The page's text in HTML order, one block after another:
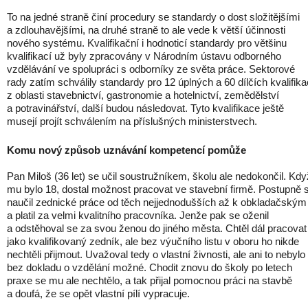
To na jedné straně činí procedury se standardy o dost složitějšími
a zdlouhavějšími, na druhé straně to ale vede k větší účinnosti
nového systému. Kvalifikační i hodnoticí standardy pro většinu
kvalifikací už byly zpracovány v Národním ústavu odborného
vzdělávání ve spolupráci s odborníky ze světa práce. Sektorové
rady zatím schválily standardy pro 12 úplných a 60 dílčích
z oblasti stavebnictví, gastronomie a hotelnictví, zemědělství
a potravinářství, další budou následovat. Tyto kvalifikace ještě
musejí projít schválením na příslušných ministerstvech.
Komu nový způsob uznávání kompetencí pomůže
Pan Miloš (36 let) se učil soustružníkem, školu ale nedokončil.
mu bylo 18, dostal možnost pracovat ve stavební firmě. Postupně
naučil zednické práce od těch nejjednodušších až k obkladačským
a platil za velmi kvalitního pracovníka. Jenže pak se oženil
a odstěhoval se za svou ženou do jiného města. Chtěl dál pracovat
jako kvalifikovaný zedník, ale bez výučního listu v oboru ho nikde
nechtěli přijmout. Uvažoval tedy o vlastní živnosti, ale ani to nebylo
bez dokladu o vzdělání možné. Chodit znovu do školy po letech
praxe se mu ale nechtělo, a tak přijal pomocnou práci na stavbě
a doufá, že se opět vlastní pílí vypracuje.